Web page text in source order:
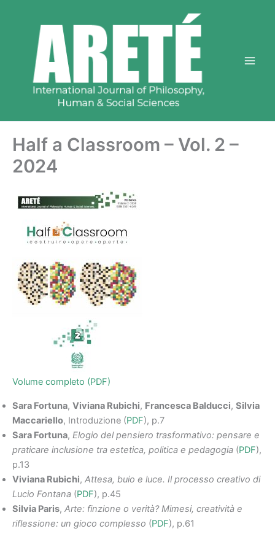
contenuto
Half a Classroom – Vol. 2 –
2024
Volume completo (PDF)
Sara Fortuna, Viviana Rubichi, Francesca Balducci, Silvia
Maccariello, Introduzione (PDF), p.7
Sara Fortuna, Elogio del pensiero trasformativo: pensare e
praticare inclusione tra estetica, politica e pedagogia (PDF),
p.13
Viviana Rubichi, Attesa, buio e luce. Il processo creativo di
Lucio Fontana (PDF), p.45
Silvia Paris, Arte: finzione o verità? Mimesi, creatività e
riflessione: un gioco complesso (PDF), p.61